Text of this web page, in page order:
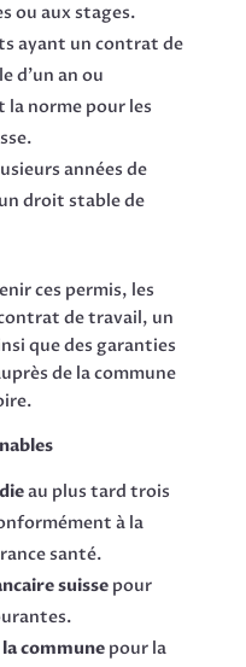
ou aux stages.
ayant un contrat de
d’un an ou
la norme pour les
années de
droit stable de
ces permis, les
de travail, un
que des garanties
de la commune
au plus tard trois
à la
santé.
suissepour
communepour la